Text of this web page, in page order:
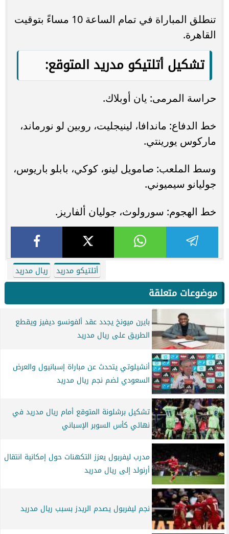
تنطلق المباراة في تمام الساعة 10 مساءً بتوقيت
القاهرة.
تشكيل أتلتيكو مدريد المتوقع:
حراسة المرمى: يان أوبلاك.
خط الدفاع: ماندافا، لينيجليت، روبين لو نورماند،
ماركوس يورينتي.
وسط الملعب: صامويل لينو، كوكي، بابلو باريوس،
جوليانو سيميوني.
خط الهجوم: سورولوث، جوليان ألفاريز.
أتلتيكو مدريد ريال مدريد
موضوعات متعلقة
بايرن ميونخ يجدد عقد ألفونسو ديفيز ويقطع
الطريق على ريال مدريد
أنشيلوتي يتحدث عن مباراة إسبانيول والعرض
السعودي لضم نجم ريال مدريد
تشكيل برشلونة المتوقع أمام ريال مدريد في
نهائي كأس السوبر الإسباني
مدرب ليفربول يعزز التكهنات حول إمكانية انتقال
أرنولد إلى ريال مدريد
نجم ليفربول يصدم الريدز بسبب ريال مدريد